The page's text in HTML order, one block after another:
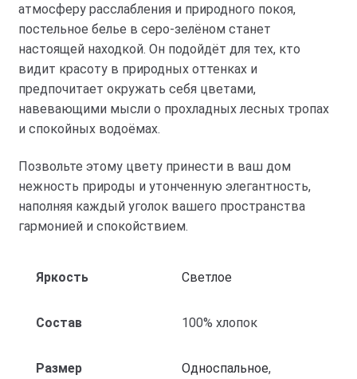
атмосферу расслабления и природного покоя,
постельное белье в серо-зелёном станет
настоящей находкой. Он подойдёт для тех, кто
видит красоту в природных оттенках и
предпочитает окружать себя цветами,
навевающими мысли о прохладных лесных тропах
и спокойных водоёмах.
Позвольте этому цвету принести в ваш дом
нежность природы и утонченную элегантность,
наполняя каждый уголок вашего пространства
гармонией и спокойствием.
Яркость Светлое
Состав 100% хлопок
Размер
Односпальное,